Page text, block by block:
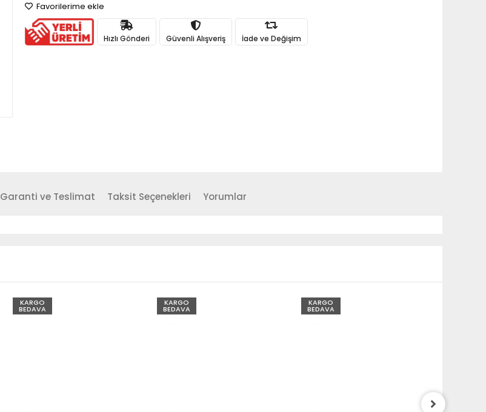
Favorilerime ekle
Hızlı Gönderi Güvenli Alışveriş İade ve Değişim
Garanti ve Teslimat Taksit Seçenekleri Yorumlar
KARGO
BEDAVA
KARGO
BEDAVA
KARGO
BEDAVA